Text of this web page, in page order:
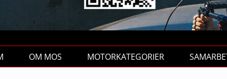
OM MOS MOTORKATEGORIER